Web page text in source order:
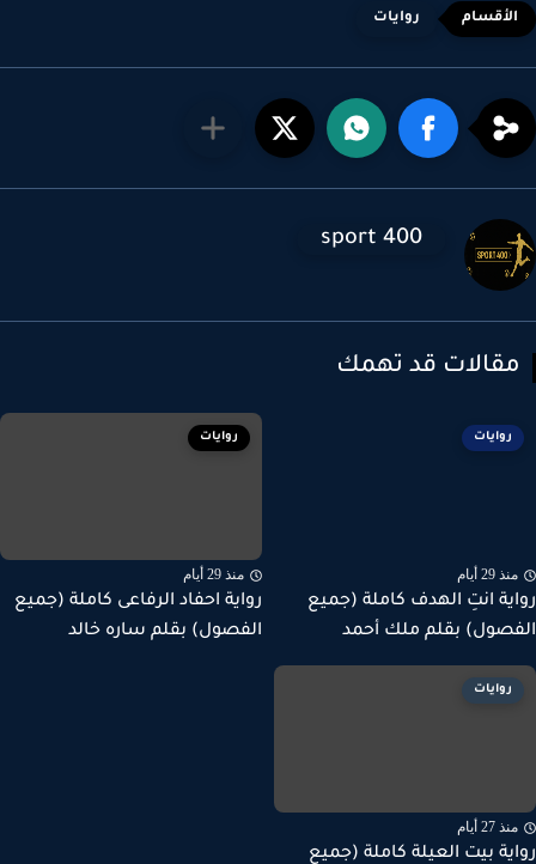
روايات
sport 400
قد تهمك
روايات
29 أيام
انتِ الهدف كاملة (جميع
بقلم ملك أحمد
روايات
منذ 29 أيام
رواية احفاد الرفاعى كاملة (جميع
الفصول) بقلم ساره خالد
روايات
27 أيام
بيت العيلة كاملة (جميع